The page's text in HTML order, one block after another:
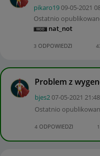
pikaro19‎09-05-2021
Ostatnio
nat_not
3 ODPOWIEDZI
Problem z
bjes2‎07-05-2021 21:48
Ostatnio
4 ODPOWIEDZI